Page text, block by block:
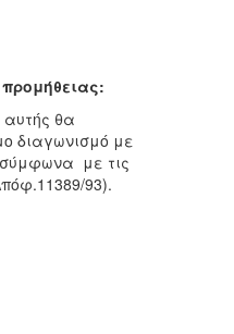
αυτής θα
διαγωνισμό με
με τις
93).